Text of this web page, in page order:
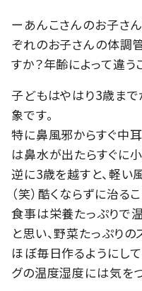
ーあんこさんのお子さ
ぞれのお子さんの体調
すか？年齢によって違う
子どもはやはり3歳まで
象です。
特に鼻風邪からすぐ中
は鼻水が出たらすぐに
逆に3歳を越すと、軽い
（笑）酷くならずに治る
食事は栄養たっぷりで
と思い、野菜たっぷり
ほぼ毎日作るようにし
グの温度湿度には気を